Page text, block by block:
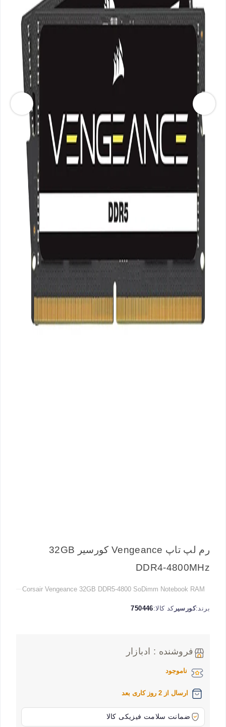
رم لپ تاپ Vengeance کورسیر 32GB
DDR4-4800MHz
Corsair Vengeance 32GB DDR5-4800 SoDimm Notebook RAM
برند:کورسیرکد کالا:750446
فروشنده : ادبازار
ناموجود
ارسال از 2 روز کاری بعد
ضمانت سلامت فیزیکی کالا